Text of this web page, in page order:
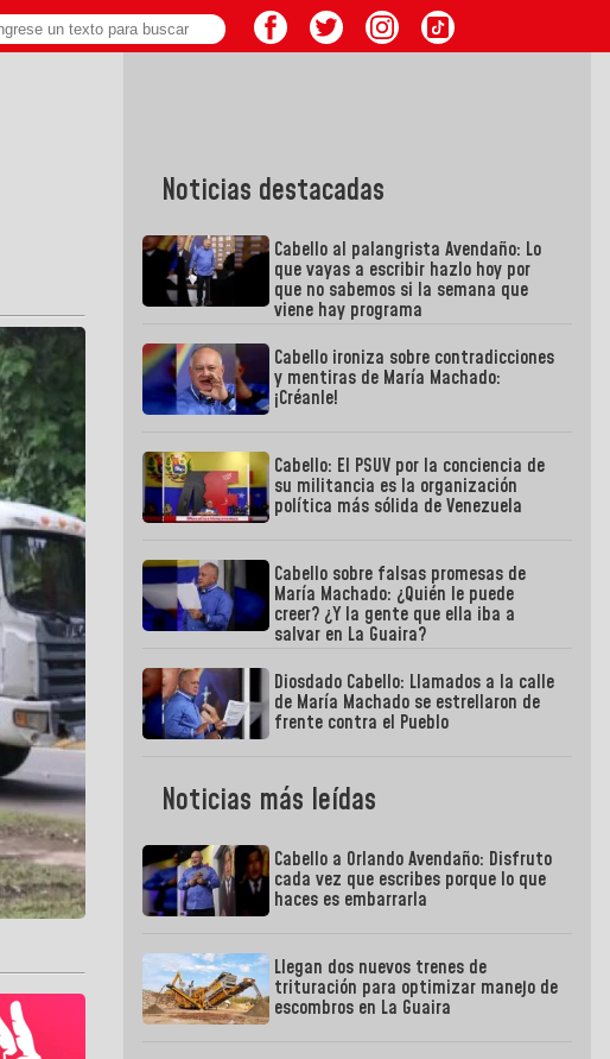
Noticias destacadas
Cabello al palangrista Avendaño: Lo
que vayas a escribir hazlo hoy por
que no sabemos si la semana que
viene hay programa
Cabello ironiza sobre contradicciones
y mentiras de María Machado:
¡Créanle!
Cabello: El PSUV por la conciencia de
su militancia es la organización
política más sólida de Venezuela
Cabello sobre falsas promesas de
María Machado: ¿Quién le puede
creer? ¿Y la gente que ella iba a
salvar en La Guaira?
Diosdado Cabello: Llamados a la calle
de María Machado se estrellaron de
frente contra el Pueblo
Noticias más leídas
Cabello a Orlando Avendaño: Disfruto
cada vez que escribes porque lo que
haces es embarrarla
Llegan dos nuevos trenes de
trituración para optimizar manejo de
escombros en La Guaira